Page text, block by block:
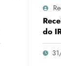
do